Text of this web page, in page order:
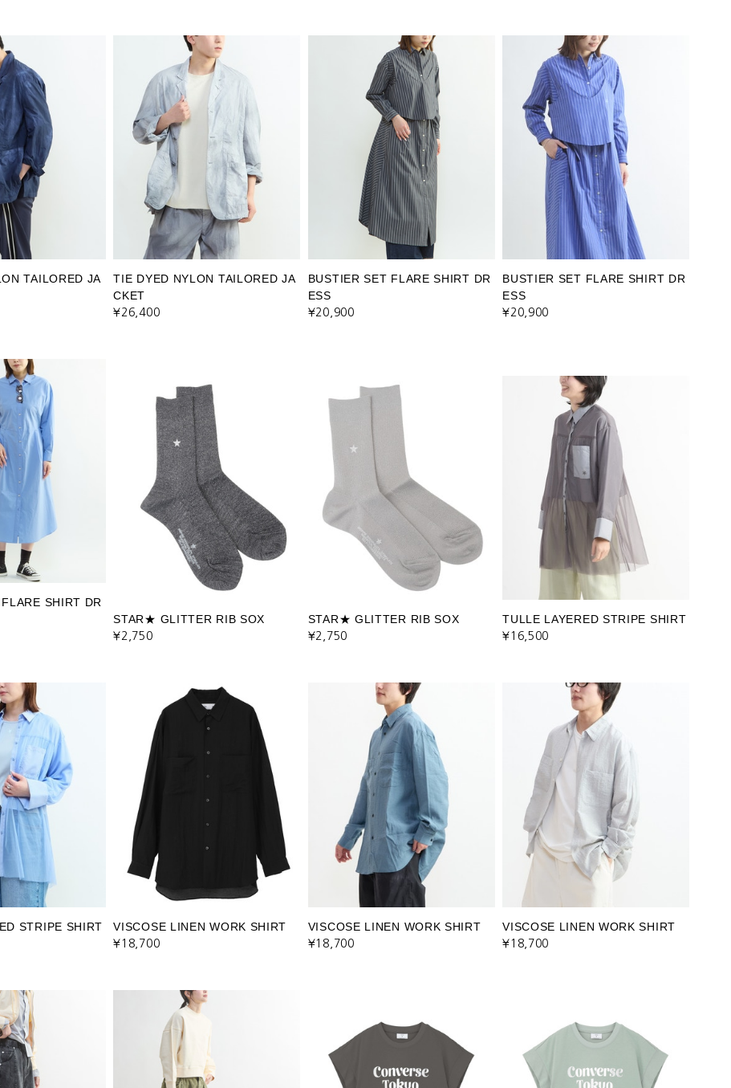
TAILORED JA
TIE DYED NYLON TAILORED JA
CKET
¥26,400
BUSTIER SET FLARE SHIRT DR
ESS
¥20,900
BUSTIER SET FLARE SHIRT DR
ESS
¥20,900
SHIRT DR
STAR★ GLITTER RIB SOX
¥2,750
STAR★ GLITTER RIB SOX
¥2,750
TULLE LAYERED STRIPE SHIRT
¥16,500
STRIPE SHIRT VISCOSE LINEN WORK SHIRT
¥18,700
VISCOSE LINEN WORK SHIRT
¥18,700
VISCOSE LINEN WORK SHIRT
¥18,700